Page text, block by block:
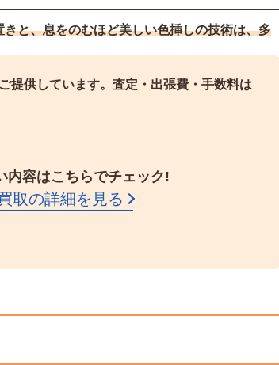
と、息をのむほど美しい色挿しの技術は、多
提供しています。 査定・出張費・手数料は
内容はこちらでチェック!
取の詳細を見る